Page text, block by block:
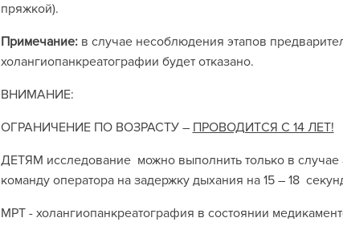
пряжкой).
Примечание:в случае несоблюдения этапов
холангиопанкреатографии будет отказано.
ВНИМАНИЕ:
ОГРАНИЧЕНИЕ ПО ВОЗРАСТУ – ПРОВОДИТСЯ С 14 ЛЕТ!
ДЕТЯМ исследование можно выполнить только в случае
команду оператора на задержку дыхания на 15 – 18
МРТ - холангиопанкреатография в состоянии